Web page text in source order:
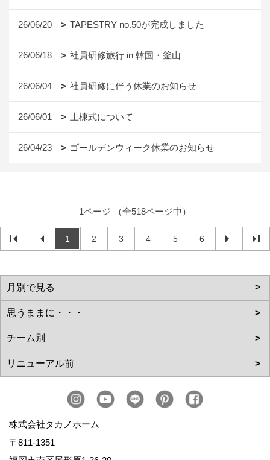
26/06/20 TAPESTRY no.50が完成しました
26/06/18 社員研修旅行 in 韓国・釜山
26/06/04 社員研修に伴う休業のお知らせ
26/06/01 上棟式について
26/04/23 ゴールデンウィーク休業のお知らせ
1ページ （全518ページ中）
1 2 3 4 5 6
株式会社タカノホーム
〒811-1351